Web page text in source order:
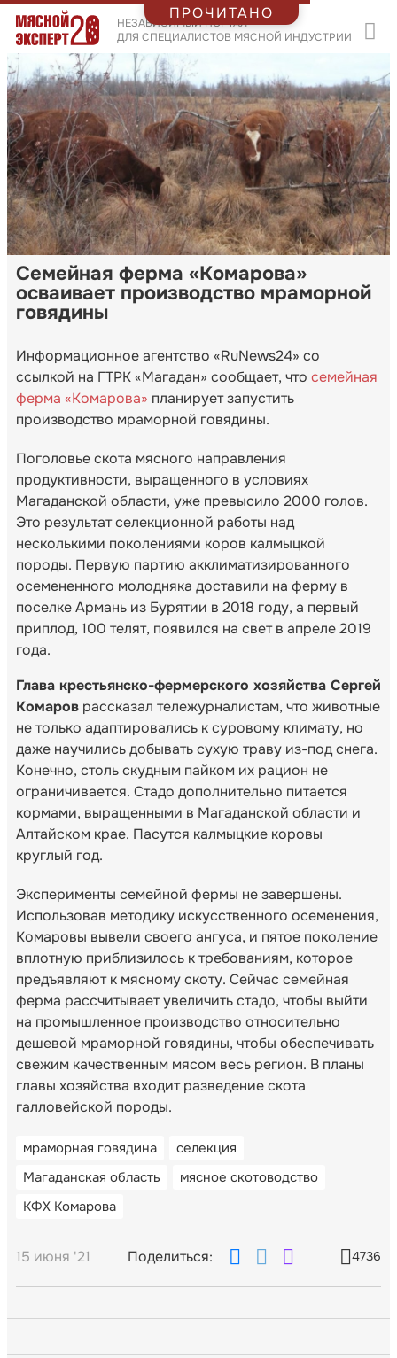
НЕЗАВИСИМЫЙ ПОРТАЛ
ДЛЯ СПЕЦИАЛИСТОВ МЯСНОЙ ИНДУСТРИИ
Семейная ферма «Комарова»
осваивает производство мраморной
говядины
Информационное агентство «RuNews24» со
ссылкой на ГТРК «Магадан» сообщает, что семейная
ферма «Комарова» планирует запустить
производство мраморной говядины.
Поголовье скота мясного направления
продуктивности, выращенного в условиях
Магаданской области, уже превысило 2000 голов.
Это результат селекционной работы над
несколькими поколениями коров калмыцкой
породы. Первую партию акклиматизированного
осемененного молодняка доставили на ферму в
поселке Армань из Бурятии в 2018 году, а первый
приплод, 100 телят, появился на свет в апреле 2019
года.
Глава крестьянско-фермерского хозяйства Сергей
Комаров рассказал тележурналистам, что животные
не только адаптировались к суровому климату, но
даже научились добывать сухую траву из-под снега.
Конечно, столь скудным пайком их рацион не
ограничивается. Стадо дополнительно питается
кормами, выращенными в Магаданской области и
Алтайском крае. Пасутся калмыцкие коровы
круглый год.
Эксперименты семейной фермы не завершены.
Использовав методику искусственного осеменения,
Комаровы вывели своего ангуса, и пятое поколение
вплотную приблизилось к требованиям, которое
предъявляют к мясному скоту. Сейчас семейная
ферма рассчитывает увеличить стадо, чтобы выйти
на промышленное производство относительно
дешевой мраморной говядины, чтобы обеспечивать
свежим качественным мясом весь регион. В планы
главы хозяйства входит разведение скота
галловейской породы.
мраморная говядина
селекция
Магаданская область
мясное скотоводство
КФХ Комарова
15 июня '21 Поделиться: 4736
ПРОЧИТАНО